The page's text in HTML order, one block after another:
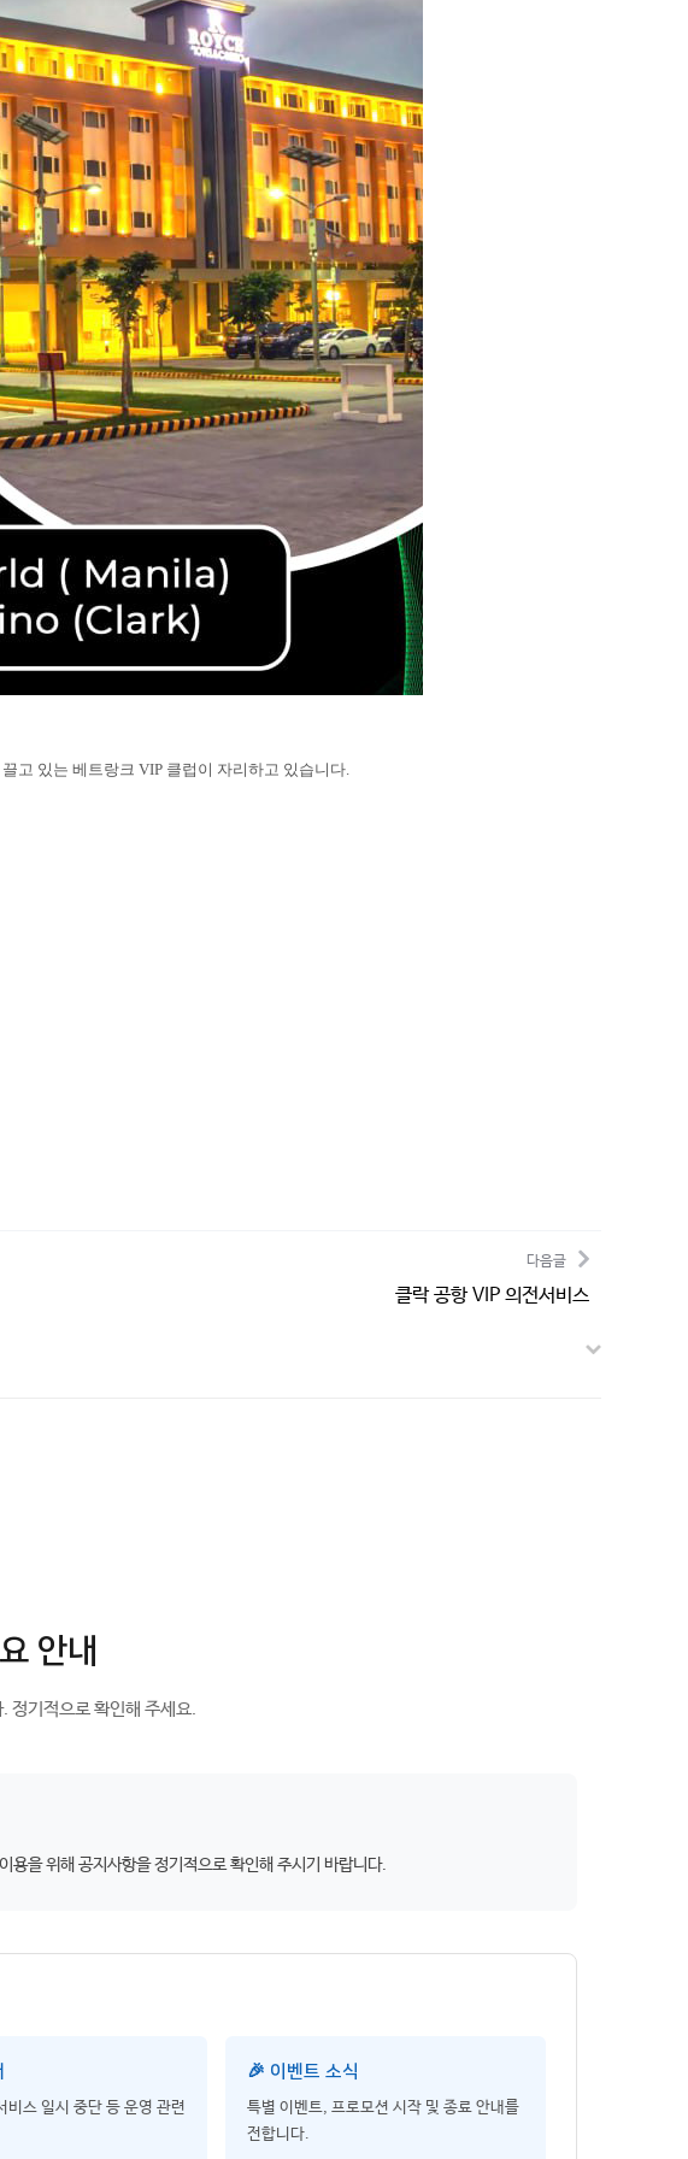
고 있는 베트랑크 VIP 클럽이 자리하고 있습니다.
다음글
클락 공항 VIP 의전서비스
안내
정기적으로 확인해 주세요.
용을 위해 공지사항을 정기적으로 확인해 주시기 바랍니다.
비스 일시 중단 등 운영 관련
🎉 이벤트 소식
특별 이벤트, 프로모션 시작 및 종료 안내를
전합니다.